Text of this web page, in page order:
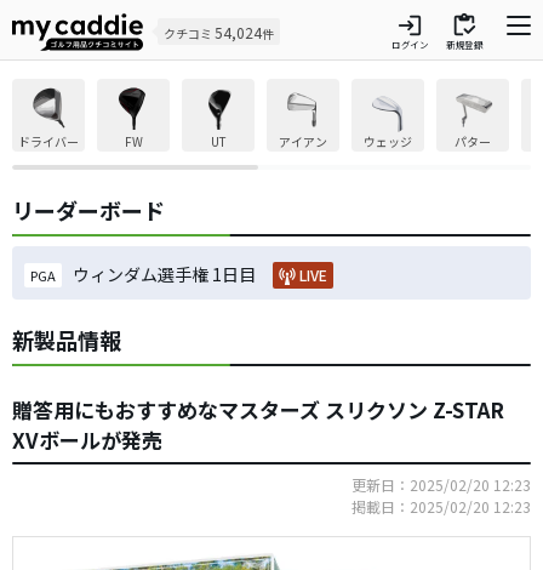
クチコミ 54,024件 login
ログイン
inventory
新規登録
ドライバー FW UT アイアン ウェッジ パター
リーダーボード
PGA ウィンダム選手権 1日目 LIVE
新製品情報
贈答用にもおすすめなマスターズ スリクソン Z-STAR
XVボールが発売
更新日：2025/02/20 12:23
掲載日：2025/02/20 12:23